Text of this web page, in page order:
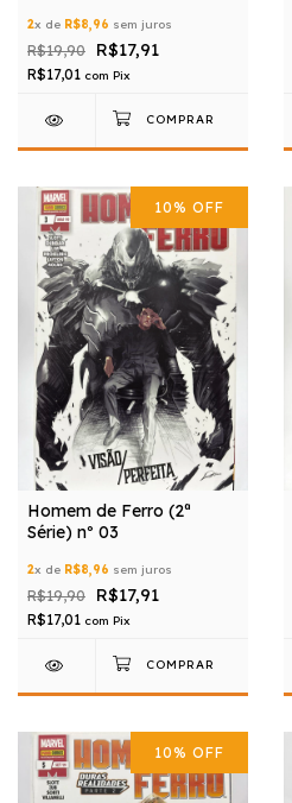
2x de R$8,96 sem juros
R$19,90 R$17,91
R$17,01 com Pix
10% OFF
Homem de Ferro (2ª
Série) nº 03
2x de R$8,96 sem juros
R$19,90 R$17,91
R$17,01 com Pix
10% OFF